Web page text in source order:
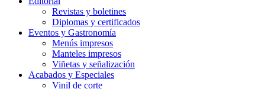
Revistas y boletines
Diplomas y certificados
Eventos y Gastronomía
Menús impresos
Manteles impresos
Viñetas y señalización
Acabados y Especiales
Vinil de corte